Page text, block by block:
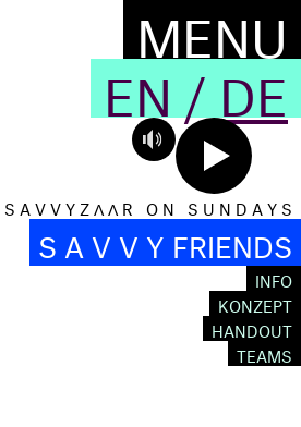
MENU
EN / DE
S A V V Y Z Λ Λ R O N S U N D A Y S
S A V V Y FRIENDS
INFO
KONZEPT
HANDOUT
TEAMS